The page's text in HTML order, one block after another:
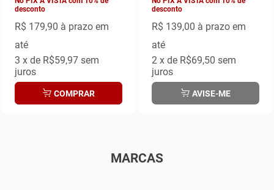
desconto
R$ 179,90 à prazo em
até
3 x de R$59,97sem
juros
COMPRAR
desconto
R$ 139,00 à prazo em
até
2x de R$69,50 sem
juros
AVISE-ME
MARCAS